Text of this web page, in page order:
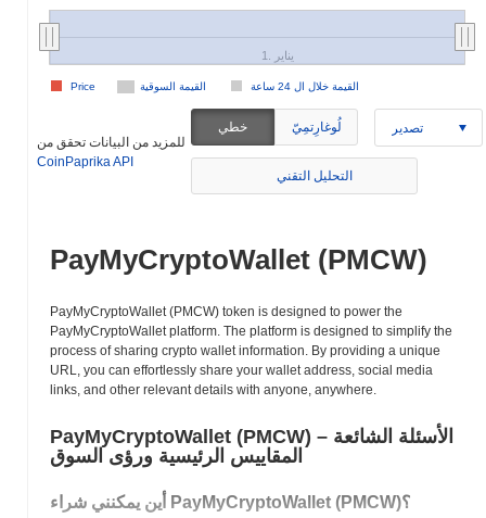
القيمة السوقية القيمة خلال ال 24 ساعة Price
1. يناير
للمزيد من البيانات تحقق من
CoinPaprika API
خطي لُوغارِتمِيّ تصدير
التحليل التقني
PayMyCryptoWallet (PMCW)
PayMyCryptoWallet (PMCW) token is designed to power the
PayMyCryptoWallet platform. The platform is designed to simplify the
process of sharing crypto wallet information. By providing a unique
URL, you can effortlessly share your wallet address, social media
links, and other relevant details with anyone, anywhere.
PayMyCryptoWallet (PMCW) الأسئلة الشائعة –
المقاييس الرئيسية ورؤى السوق
أين يمكنني شراء PayMyCryptoWallet (PMCW)؟